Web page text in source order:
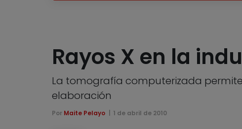
Rayos X en la
La tomografía computerizada
elaboración
Por Maite Pelayo 1 de abril de 2010